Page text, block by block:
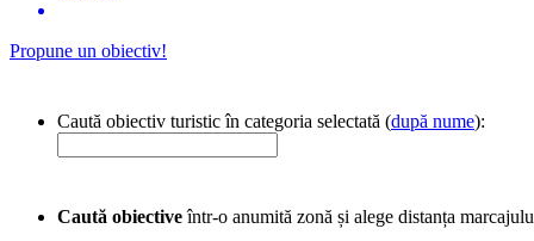
Propune un obiectiv!
Caută obiectiv turistic în categoria selectată (după nume):
Caută obiectiveîntr-o anumită zonă și alege distanța